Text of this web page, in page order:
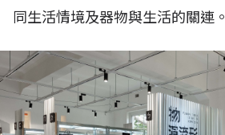
同生活情境及器物與生活的關連。